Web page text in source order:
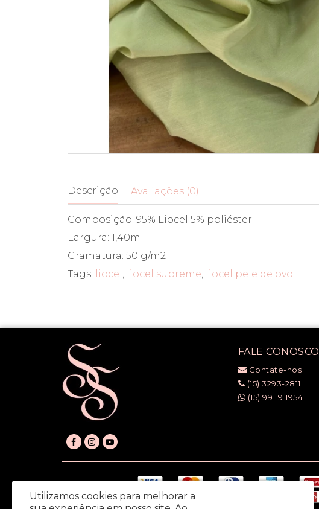
Descrição Avaliações (0)
Composição: 95% Liocel 5% poliéster
Largura: 1,40m
Gramatura: 50 g/m2
Tags: liocel , liocel supreme, liocel pele de ovo
FALE CONOSCO
Contate-nos
(15) 3293-2811
(15) 99119 1954
Utilizamos cookies para melhorar a